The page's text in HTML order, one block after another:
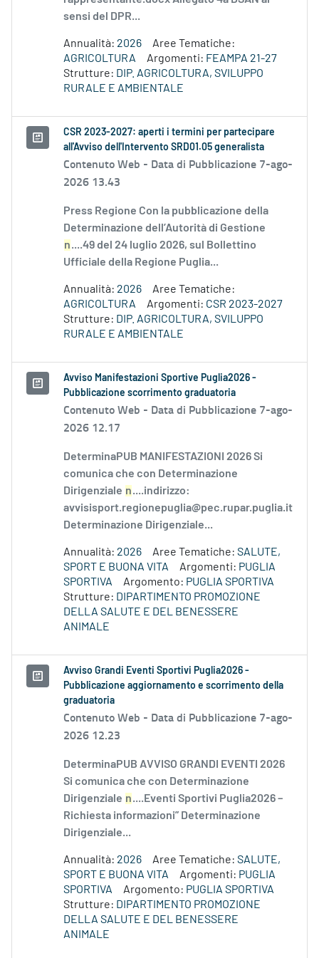
sensi del DPR...
Annualità: 2026
Aree Tematiche:
AGRICOLTURA
Argomenti: FEAMPA 21-27
Strutture: DIP. AGRICOLTURA, SVILUPPO
RURALE E AMBIENTALE
CSR 2023-2027: aperti i termini per partecipare
all'Avviso dell'Intervento SRD01.05 generalista
Contenuto Web - Data di Pubblicazione 7-ago-
2026 13.43
Press Regione Con la pubblicazione della
Determinazione dell’Autorità di Gestione
n....49 del 24 luglio 2026, sul Bollettino
Ufficiale della Regione Puglia...
Annualità: 2026
Aree Tematiche:
AGRICOLTURA
Argomenti: CSR 2023-2027
Strutture: DIP. AGRICOLTURA, SVILUPPO
RURALE E AMBIENTALE
Avviso Manifestazioni Sportive Puglia2026 -
Pubblicazione scorrimento graduatoria
Contenuto Web - Data di Pubblicazione 7-ago-
2026 12.17
DeterminaPUB MANIFESTAZIONI 2026 Si
comunica che con Determinazione
Dirigenziale n....indirizzo:
avvisisport.regionepuglia@pec.rupar.puglia.it
Determinazione Dirigenziale...
Annualità: 2026 Aree Tematiche: SALUTE,
SPORT E BUONA VITA
Argomenti: PUGLIA
SPORTIVA
Argomento: PUGLIA SPORTIVA
Strutture: DIPARTIMENTO PROMOZIONE
DELLA SALUTE E DEL BENESSERE
ANIMALE
Avviso Grandi Eventi Sportivi Puglia2026 -
Pubblicazione aggiornamento e scorrimento della
graduatoria
Contenuto Web - Data di Pubblicazione 7-ago-
2026 12.23
DeterminaPUB AVVISO GRANDI EVENTI 2026
Si comunica che con Determinazione
Dirigenziale n....Eventi Sportivi Puglia2026 –
Richiesta informazioni” Determinazione
Dirigenziale...
Annualità: 2026 Aree Tematiche: SALUTE,
SPORT E BUONA VITA
Argomenti: PUGLIA
SPORTIVA
Argomento: PUGLIA SPORTIVA
Strutture: DIPARTIMENTO PROMOZIONE
DELLA SALUTE E DEL BENESSERE
ANIMALE